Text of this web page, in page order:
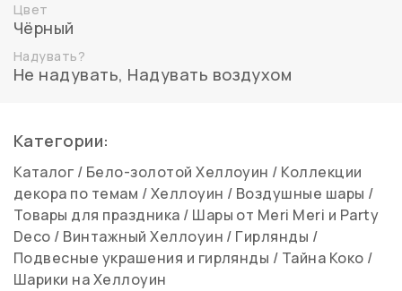
Цвет
Чёрный
Надувать?
Не надувать, Надувать воздухом
Категории:
Каталог / Бело-золотой Хеллоуин / Коллекции
декора по темам /Хеллоуин / Воздушные шары /
Товары для праздника / Шары от Meri Meri и Party
Deco / Винтажный Хеллоуин / Гирлянды /
Подвесные украшения и гирлянды / Тайна Коко /
Шарики на Хеллоуин